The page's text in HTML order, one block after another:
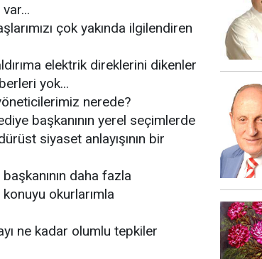
çok yakında ilgilendiren
elektrik direklerini dikenler
yok...
nerede?
başkanının yerel seçimlerde
siyaset anlayışının bir
daha fazla
okurlarımla
ne kadar olumlu tepkiler